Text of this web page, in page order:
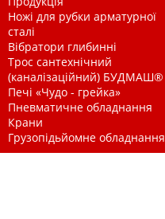
Ножі для рубки арматурної
сталі
Вібратори глибинні
Трос сантехнічний
(каналізаційний) БУДМАШ®
Печі «Чудо - грейка»
Пневматичне обладнання
Крани
Грузопідьйомне обладнання